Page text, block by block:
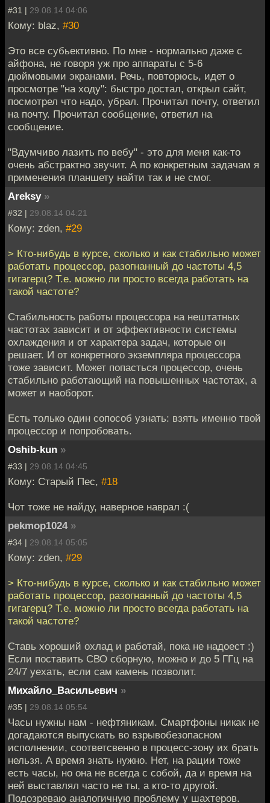
#31 | 29.08.14 04:06
Кому: blaz, #30
Это все субьективно. По мне - нормально даже с
айфона, не говоря уж про аппараты с 5-6
дюймовыми экранами. Речь, повторюсь, идет о
просмотре "на ходу": быстро достал, открыл сайт,
посмотрел что надо, убрал. Прочитал почту, ответил
на почту. Прочитал сообщение, ответил на
сообщение.
"Вдумчиво лазить по вебу" - это для меня как-то
очень абстрактно звучит. А по конкретным задачам я
применения планшету найти так и не смог.
Areksy »
#32 | 29.08.14 04:21
Кому: zden, #29
> Кто-нибудь в курсе, сколько и как стабильно может
работать процессор, разогнанный до частоты 4,5
гигагерц? Т.е. можно ли просто всегда работать на
такой частоте?
Стабильность работы процессора на нештатных
частотах зависит и от эффективности системы
охлаждения и от характера задач, которые он
решает. И от конкретного экземпляра процессора
тоже зависит. Может попасться процессор, очень
стабильно работающий на повышенных частотах, а
может и наоборот.
Есть только один сопособ узнать: взять именно твой
процессор и попробовать.
Oshib-kun »
#33 | 29.08.14 04:45
Кому: Старый Пес, #18
Чот тоже не найду, наверное наврал :(
pekmop1024 »
#34 | 29.08.14 05:05
Кому: zden, #29
> Кто-нибудь в курсе, сколько и как стабильно может
работать процессор, разогнанный до частоты 4,5
гигагерц? Т.е. можно ли просто всегда работать на
такой частоте?
Ставь хороший охлад и работай, пока не надоест :)
Если поставить СВО сборную, можно и до 5 ГГц на
24/7 уехать, если сам камень позволит.
Михайло_Васильевич »
#35 | 29.08.14 05:54
Часы нужны нам - нефтяникам. Смартфоны никак не
догадаются выпускать во взрывобезопасном
исполнении, соответсвенно в процесс-зону их брать
нельзя. А время знать нужно. Нет, на рации тоже
есть часы, но она не всегда с собой, да и время на
ней выставлял часто не ты, а кто-то другой.
Подозреваю аналогичную проблему у шахтеров.